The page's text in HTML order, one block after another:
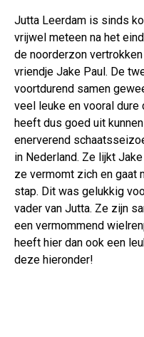
Jutta Leerdam is sinds
vrijwel meteen na het
de noorderzon
vriendje Jake Paul. De
voortdurend samen
veel leuke en vooral dure
heeft dus goed uit
enerverend
in Nederland. Ze lijkt
ze vermomt zich en gaat
stap. Dit was gelukkig
vader van Jutta. Ze zijn
een vermommend
heeft hier dan ook een
deze hieronder!